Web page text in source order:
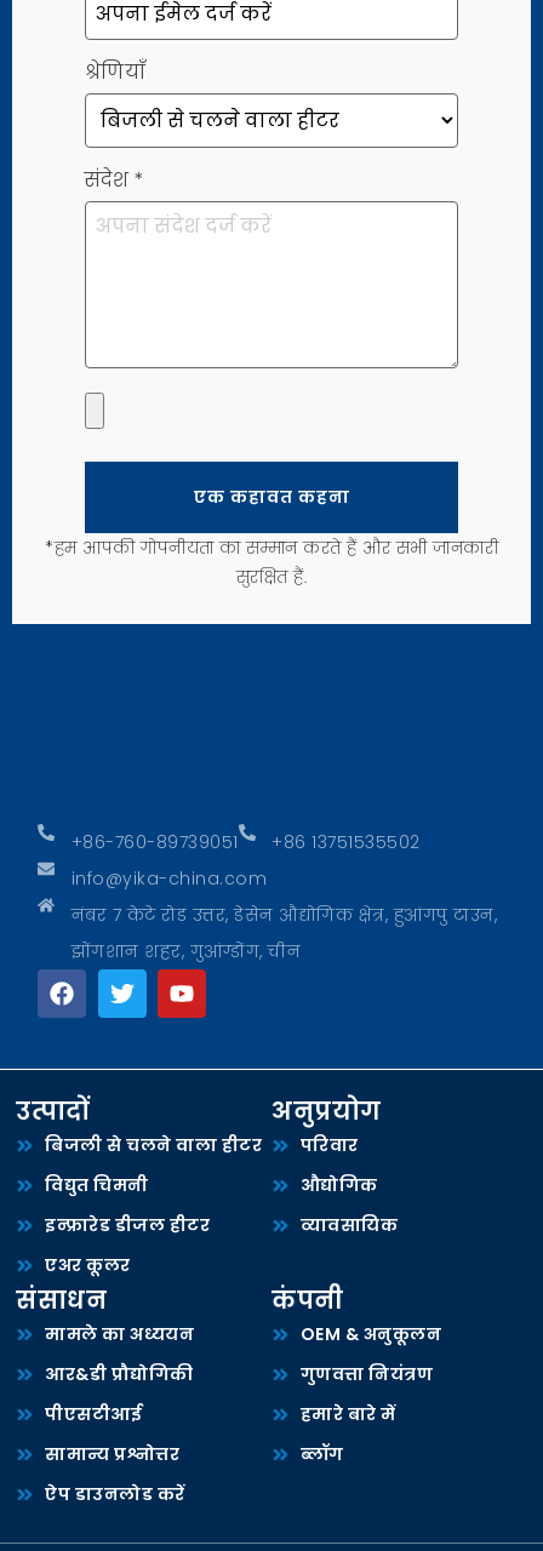
+86-760-89739051
+86 13751535502
info@yika-china.com
नंबर 7 केटे रोड उत्तर, डेसेन औद्योगिक क्षेत्र, हुआंगपु टाउन,
झोंगशान शहर, गुआंग्डोंग, चीन
श्रेणियाँ
संदेश*
एक कहावत कहना
*हम आपकी गोपनीयता का सम्मान करते हैं और सभी जानकारी
सुरक्षित हैं.
उत्पादों
बिजली से चलने वाला हीटर
विद्युत चिमनी
इन्फ्रारेड डीजल हीटर
एअर कूलर
अनुप्रयोग
परिवार
औद्योगिक
व्यावसायिक
संसाधन
मामले का अध्ययन
आर&डी प्रौद्योगिकी
पीएसटीआई
सामान्य प्रश्नोत्तर
ऐप डाउनलोड करें
कंपनी
OEM & अनुकूलन
गुणवत्ता नियंत्रण
हमारे बारे में
ब्लॉग